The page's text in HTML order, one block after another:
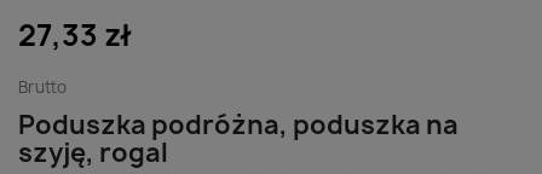
27,33 zł
Brutto
Poduszka podróżna, poduszka na
szyję, rogal